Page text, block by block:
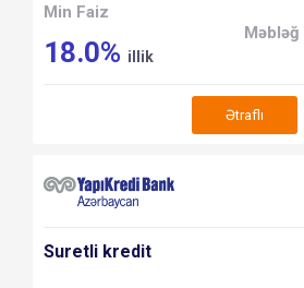
Min Faiz
18.0% illik
Məbləğ
Ətraflı
Suretli kredit